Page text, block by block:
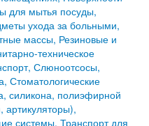
для мытья посуды,
ухода за больными,
массы, Резиновые и
техническое
Слюноотсосы,
Стоматологические
силикона, полиэфирной
артикуляторы),
системы, Транспорт для